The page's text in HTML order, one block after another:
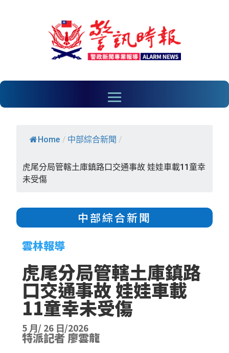
Home / 中部綜合新聞 /
虎尾分局管轄土庫鎮路口交通事故 娃娃車載11童幸
未受傷
中部綜合新聞
雲林報導
虎尾分局管轄土庫鎮路
口交通事故 娃娃車載
11童幸未受傷
5 月/ 26 日/2026
特派記者 廖雲龍